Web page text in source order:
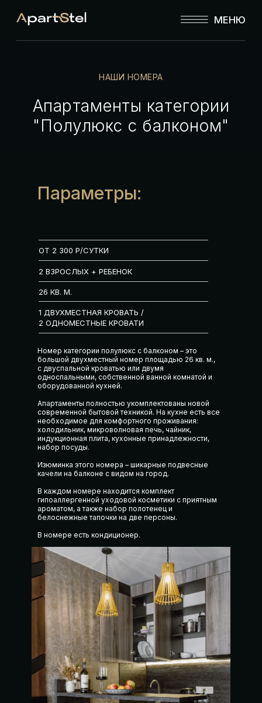
НАШИ НОМЕРА
Апартаменты категории
"Полулюкс с балконом"
Номер категории полулюкс с балконом – это
большой двухместный номер площадью 26 кв. м.,
с двуспальной кроватью или двумя
односпальными, собственной ванной комнатой и
оборудованной кухней.
Апартаменты полностью укомплектованы новой
современной бытовой техникой. На кухне есть все
необходимое для комфортного проживания:
холодильник, микроволновая печь, чайник,
индукционная плита, кухонные принадлежности,
набор посуды.
Изюминка этого номера – шикарные подвесные
качели на балконе с видом на город.
В каждом номере находится комплект
гипоаллергенной уходовой косметики с приятным
ароматом, а также набор полотенец и
белоснежные тапочки на две персоны.
В номере есть кондиционер.
Параметры:
1 ДВУХМЕСТНАЯ КРОВАТЬ /
2 ОДНОМЕСТНЫЕ КРОВАТИ
26 КВ. М.
2 ВЗРОСЛЫХ + РЕБЕНОК
ОТ 2 300 Р/СУТКИ